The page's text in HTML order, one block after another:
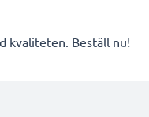
kvaliteten. Beställ nu!